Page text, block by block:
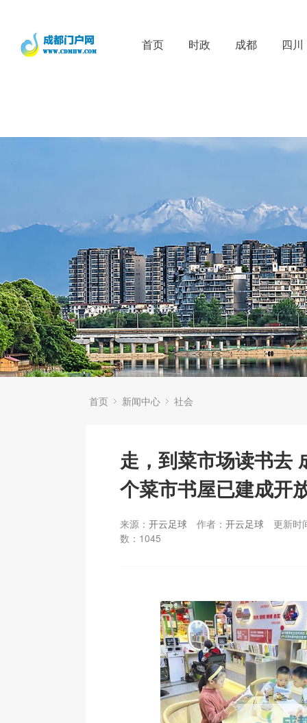
首页 时政 成都 四川
首页 新闻中心 社会
走，到菜市场读书去
个菜市书屋已建成开
来源： 开云足球 作者： 开云足球
更新时
数： 1045